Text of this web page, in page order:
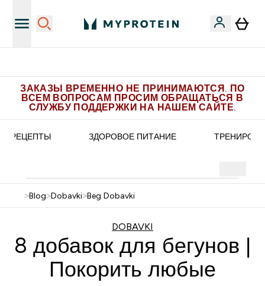
ЗАКАЗЫ ВРЕМЕННО НЕ ПРИНИМАЮТСЯ. ПО
ВСЕМ ВОПРОСАМ ПРОСИМ ОБРАЩАТЬСЯ В
СЛУЖБУ ПОДДЕРЖКИ НА НАШЕМ САЙТЕ.
РЕЦЕПТЫ ЗДОРОВОЕ ПИТАНИЕ
>Blog>Dobavki>Beg Dobavki
DOBAVKI
8 добавок для бегунов |
Покорить любые